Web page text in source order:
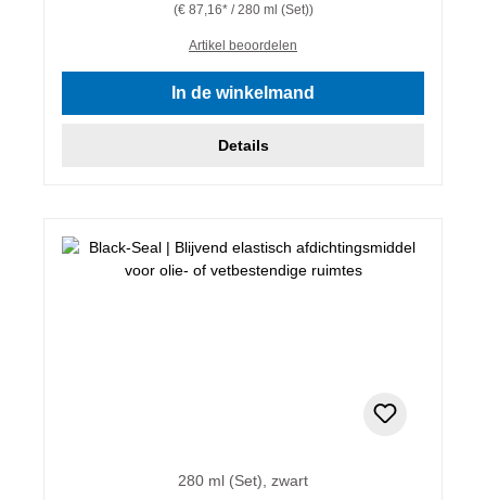
(€ 87,16* / 280 ml (Set))
Artikel beoordelen
In de winkelmand
Details
280 ml (Set), zwart